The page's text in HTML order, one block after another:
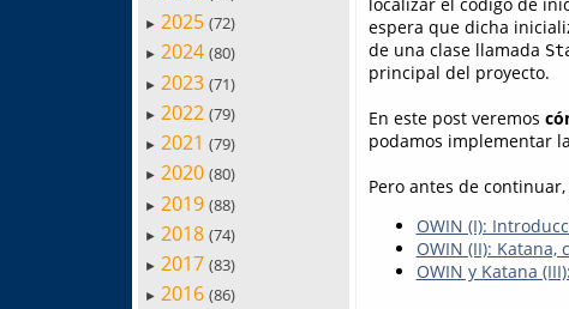
► 2025 (72)
► 2024 (80)
► 2023 (71)
► 2022 (79)
► 2021 (79)
► 2020 (80)
► 2019 (88)
► 2018 (74)
► 2017 (83)
► 2016 (86)
espera que dicha
de una clase llamada
principal del proyecto.
En este post veremos
podamos implementar
Pero antes de
OWIN (I):
OWIN (II):
OWIN y Katana